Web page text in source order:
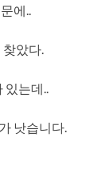
에..
찾았다.
있는데..
낫습니다.